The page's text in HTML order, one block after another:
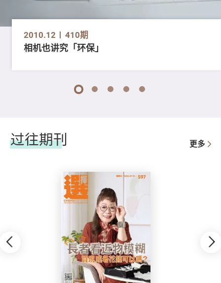
2010.12 410期
相机也讲究「环保」
1 2 3 4 5
过往期刊 更多